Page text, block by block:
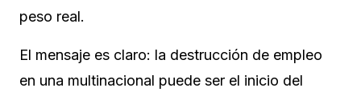
peso real.
El mensaje es claro: la destrucción de empleo
en una multinacional puede ser el inicio del